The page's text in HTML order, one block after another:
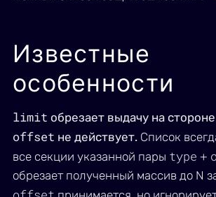
Известные
особенности
limit обрезает выдачу на
offset не действует. Список
все секции указанной пары type +
обрезает полученный массив до N